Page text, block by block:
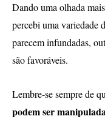
Dando uma olhada
percebi uma variedade
parecem infundadas,
são favoráveis.
Lembre-se sempre de
podem ser